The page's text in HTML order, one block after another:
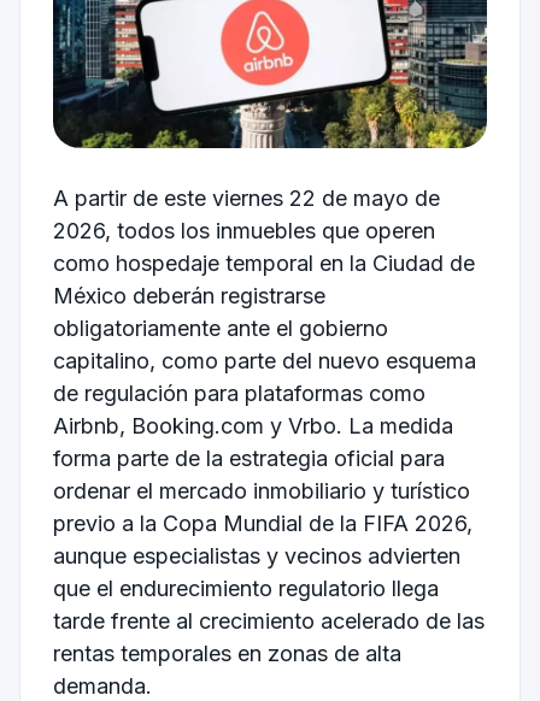
A partir de este viernes 22 de mayo de
2026, todos los inmuebles que operen
como hospedaje temporal en la Ciudad de
México deberán registrarse
obligatoriamente ante el gobierno
capitalino, como parte del nuevo esquema
de regulación para plataformas como
Airbnb, Booking.com y Vrbo. La medida
forma parte de la estrategia oficial para
ordenar el mercado inmobiliario y turístico
previo a la Copa Mundial de la FIFA 2026,
aunque especialistas y vecinos advierten
que el endurecimiento regulatorio llega
tarde frente al crecimiento acelerado de las
rentas temporales en zonas de alta
demanda.